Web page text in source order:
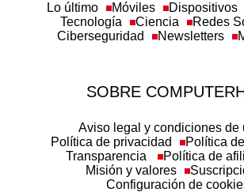
Lo último Móviles Dispositivos
Tecnología
Ciencia
Redes
Ciberseguridad
Newsletters
SOBRE
Aviso legal y condiciones de
Política de privacidad
Política
Transparencia
Política de
Misión y valores
Configuración de